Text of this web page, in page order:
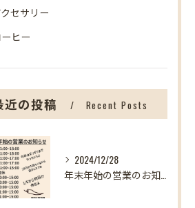
セサリー
ヒー
近の投稿 Recent Posts
2024/12/28